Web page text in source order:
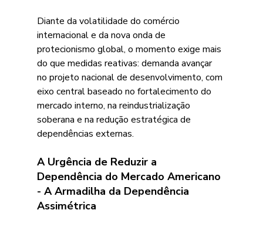
Diante da volatilidade do comércio
internacional e da nova onda de
protecionismo global, o momento exige mais
do que medidas reativas: demanda avançar
no projeto nacional de desenvolvimento, com
eixo central baseado no fortalecimento do
mercado interno, na reindustrialização
soberana e na redução estratégica de
dependências externas.
A Urgência de Reduzir a
Dependência do Mercado Americano
- A Armadilha da Dependência
Assimétrica